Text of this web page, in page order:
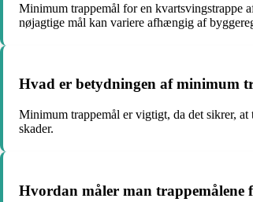
Minimum trappemål for en kvartsvingstrappe
nøjagtige mål kan variere afhængig af
Hvad er betydningen af minimum
Minimum trappemål er vigtigt, da det sikrer,
skader.
Hvordan måler man trappemålene